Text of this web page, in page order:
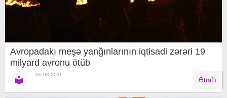
Avropadakı meşə yanğınlarının iqtisadi zərəri 19
milyard avronu ötüb
06.08.2026
Ətraflı